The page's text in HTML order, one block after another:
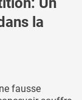
la
fausse